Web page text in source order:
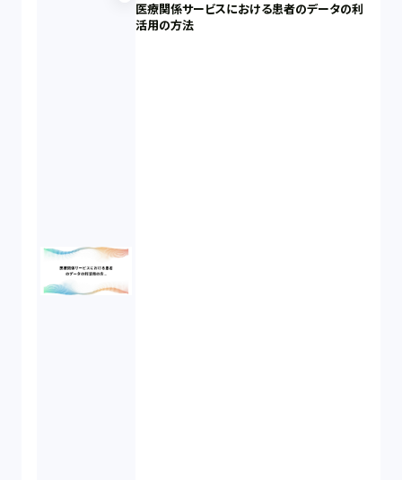
医療関係サービスにおける患者のデータの利
活用の方法